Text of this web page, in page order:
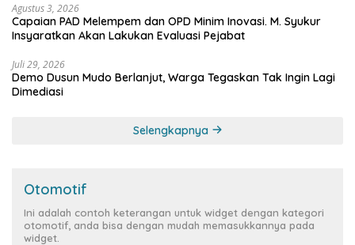
Agustus 3, 2026
Capaian PAD Melempem dan OPD Minim Inovasi. M. Syukur
Insyaratkan Akan Lakukan Evaluasi Pejabat
Juli 29, 2026
Demo Dusun Mudo Berlanjut, Warga Tegaskan Tak Ingin Lagi
Dimediasi
Selengkapnya
Otomotif
Ini adalah contoh keterangan untuk widget dengan kategori
otomotif, anda bisa dengan mudah memasukkannya pada
widget.